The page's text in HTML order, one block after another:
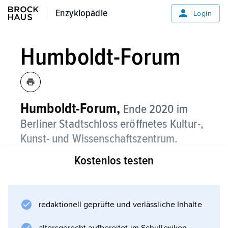
Enzyklopädie
Enzyklopädie Login
Humboldt-Forum
Humboldt-Forum, Ende 2020 im
Berliner Stadtschloss eröffnetes Kultur-,
Kunst- und Wissenschaftszentrum.
Das Humboldt-Forum beherbergt
wissenschaftliche Veranstaltungen genutzt.
Kostenlos testen
redaktionell geprüfte und verlässliche Inhalte